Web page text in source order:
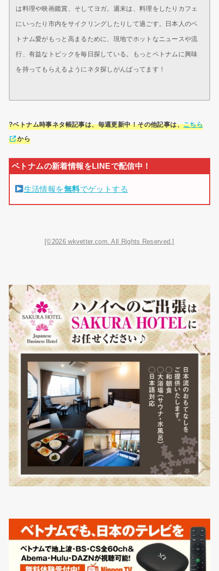
は料理や映画鑑賞、そしてヨガ。週末は、料理をしたりカフェ
にいったり市内をサイクリングしたりして過ごす。日本人のベ
トナム愛がもっと高まるために、現地でホットなニュースや流
行、有益なトピックを毎日探している。もっとベトナムに興味
を持ってもらえるようにネタ探しがんばってます！
?ベトナム時事ネタ帳記事は、毎週更新中！その他記事は、こちら
から
生活情報を無料でゲットする
[©2026 wkvetter.com. All Rights Reserved.]